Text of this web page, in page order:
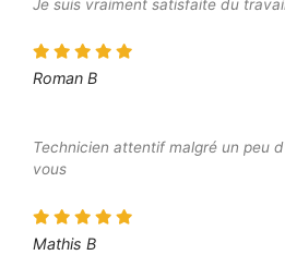
Je suis vraiment satisfaite du
Roman B
Technicien attentif malgré un peu
vous
Mathis B